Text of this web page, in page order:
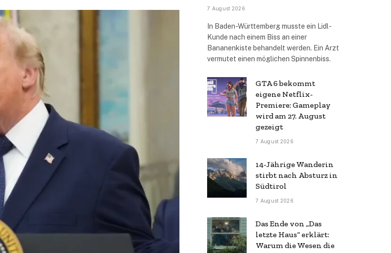
7 August 2026
In Baden-Württemberg musste ein Lidl-
Kunde nach einem Biss an einer
Bananenkiste behandelt werden. Ein Arzt
vermutet einen möglichen Spinnenbiss.
GTA 6 bekommt
eigene Netflix-
Premiere: Gameplay
wird am 27. August
gezeigt
7 August 2026
14-Jährige Wanderin
stirbt nach Absturz in
Südtirol
7 August 2026
Das Ende von „Das
letzte Haus“ erklärt:
Warum die Wesen die